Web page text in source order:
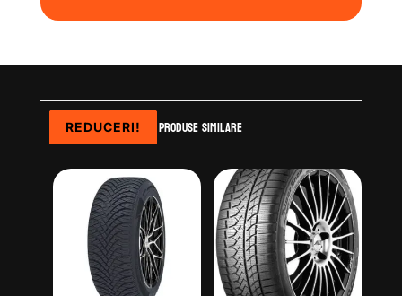
Produse similare
REDUCERI!
REDUCERI!
REDUCERI!
REDUCERI!